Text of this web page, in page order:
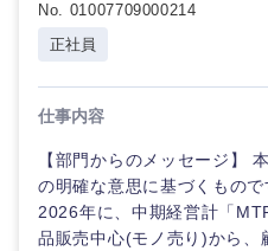
大阪府
奈良県
No. 01007709000214
正社員
仕事内容
【部門からのメッセージ】
の明確な意思に基づくもの
2026年に、中期経営計「
品販売中心(モノ売り)から、